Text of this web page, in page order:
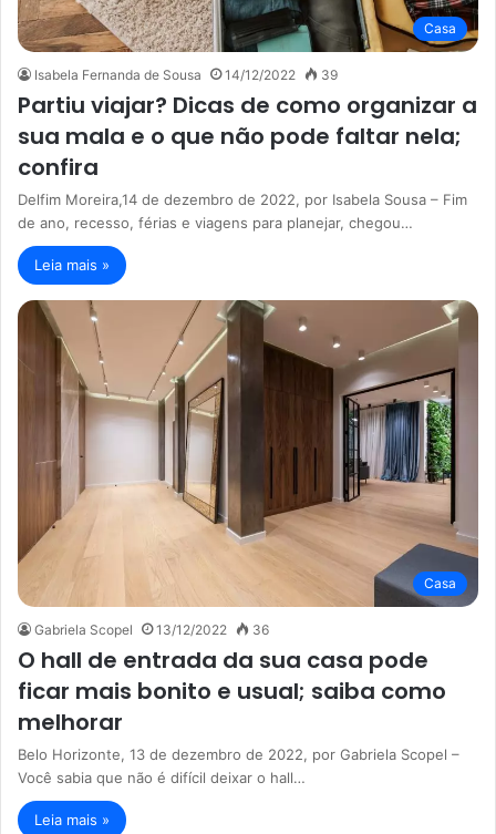
Casa
Isabela Fernanda de Sousa 14/12/2022 39
Partiu viajar? Dicas de como organizar a
sua mala e o que não pode faltar nela;
confira
Delfim Moreira,14 de dezembro de 2022, por Isabela Sousa – Fim
de ano, recesso, férias e viagens para planejar, chegou…
Leia mais »
Casa
Gabriela Scopel 13/12/2022 36
O hall de entrada da sua casa pode
ficar mais bonito e usual; saiba como
melhorar
Belo Horizonte, 13 de dezembro de 2022, por Gabriela Scopel –
Você sabia que não é difícil deixar o hall…
Leia mais »